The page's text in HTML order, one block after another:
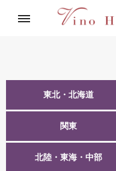
東北・北海道
関東
北陸・東海・中部